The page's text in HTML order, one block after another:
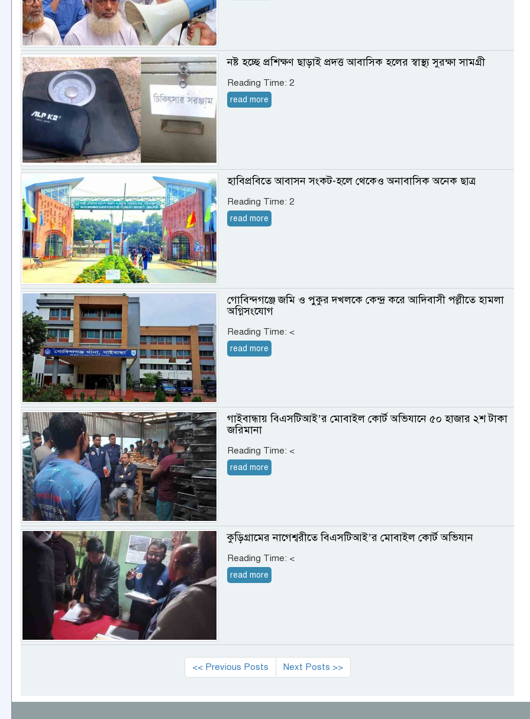
নষ্ট হচ্ছে প্রশিক্ষণ ছাড়াই প্রদত্ত আবাসিক হলের স্বাস্থ্য সুরক্ষা সামগ্রী
Reading Time: 2
read more
হাবিপ্রবিতে আবাসন সংকট-হলে থেকেও অনাবাসিক অনেক ছাত্র
Reading Time: 2
read more
গোবিন্দগঞ্জে জমি ও পুকুর দখলকে কেন্দ্র করে আদিবাসী পল্লীতে হামলা
অগ্নিসংযোগ
Reading Time: <
read more
গাইবান্ধায় বিএসটিআই’র মোবাইল কোর্ট অভিযানে ৫০ হাজার ২শ টাকা
জরিমানা
Reading Time: <
read more
কুড়িগ্রামের নাগেশ্বরীতে বিএসটিআই’র মোবাইল কোর্ট অভিযান
Reading Time: <
read more
<< Previous Posts Next Posts >>